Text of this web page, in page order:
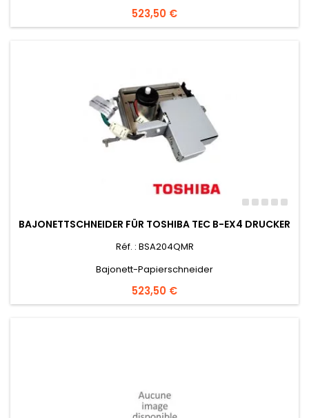
Preis
523,50 €
BAJONETTSCHNEIDER FÜR TOSHIBA TEC B-EX4 DRUCKER
Réf. : BSA204QMR
Bajonett-Papierschneider
Preis
523,50 €